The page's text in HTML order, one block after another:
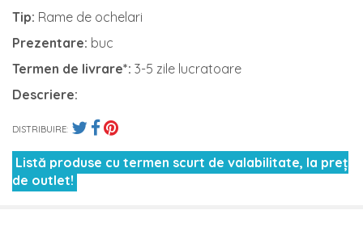
Tip: Rame de ochelari
Prezentare: buc
Termen de livrare*: 3-5 zile lucratoare
Descriere:
DISTRIBUIRE:
Listă produse cu termen scurt de valabilitate, la preț
de outlet!